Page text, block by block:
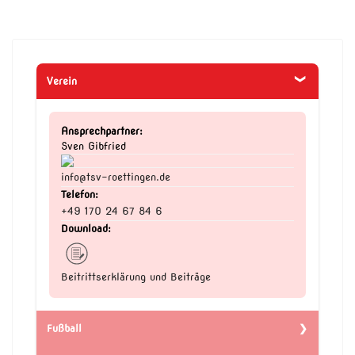
Verein
Ansprechpartner:
Sven Gibfried
info@tsv-roettingen.de
Telefon:
+49 170 24 67 84 6
Download:
Beitrittserklärung und Beiträge
Fußball